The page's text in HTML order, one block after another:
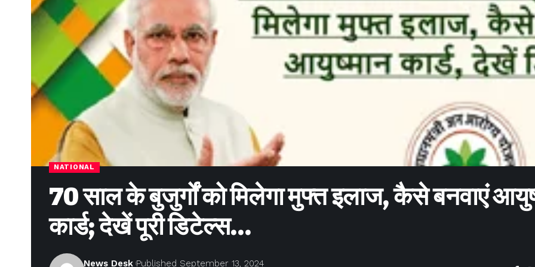
NATIONAL
70 साल के बुजुर्गों को मिलेगा मुफ्त इलाज, कैसे बनवाएं
कार्ड; देखें पूरी डिटेल्स…
News Desk Published September 13, 2024